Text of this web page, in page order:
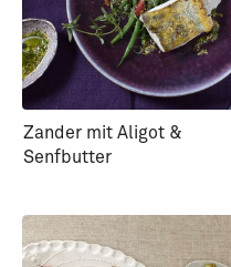
Zander mit Aligot &
Senfbutter